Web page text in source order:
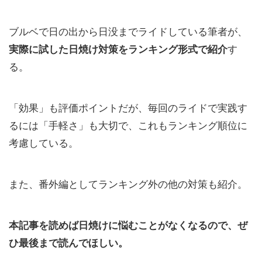
ブルベで日の出から日没までライドしている筆者が、
実際に試した日焼け対策をランキング形式で紹介す
る。
「効果」も評価ポイントだが、毎回のライドで実践す
るには「手軽さ」も大切で、これもランキング順位に
考慮している。
また、番外編としてランキング外の他の対策も紹介。
本記事を読めば日焼けに悩むことがなくなるので、ぜ
ひ最後まで読んでほしい。